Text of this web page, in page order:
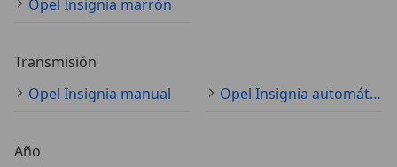
Opel Insignia marrón
Transmisión
Opel Insignia manual
Opel Insignia automático
Año